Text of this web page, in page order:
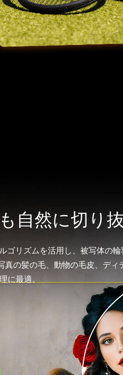
自然に切り抜
ゴリズムを活用し、被写体の
の髪の毛、動物の毛皮、ディ
に最適。